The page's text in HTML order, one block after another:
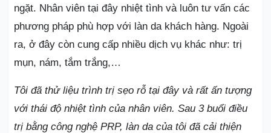
ngặt. Nhân viên tại đây nhiệt tình và luôn tư vấn các
phương pháp phù hợp với làn da khách hàng. Ngoài
ra, ở đây còn cung cấp nhiều dịch vụ khác như: trị
mụn, nám, tắm trắng,…
Tôi đã thử liệu trình trị sẹo rỗ tại đây và rất ấn tượng
với thái độ nhiệt tình của nhân viên. Sau 3 buổi điều
trị bằng công nghệ PRP, làn da của tôi đã cải thiện